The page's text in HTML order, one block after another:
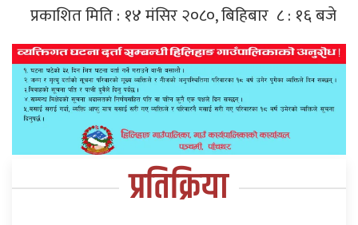
प्रकाशित मिति : १४ मंसिर २०८०, बिहिबार ८ : १६ बजे
प्रतिक्रिया